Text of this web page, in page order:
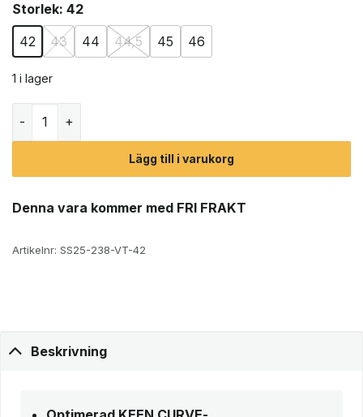
Storlek: 42
42
43 44 44,5 45 46
1 i lager
Lägg till i varukorg
Denna vara kommer med FRI FRAKT
Artikelnr: SS25-238-VT-42
Beskrivning